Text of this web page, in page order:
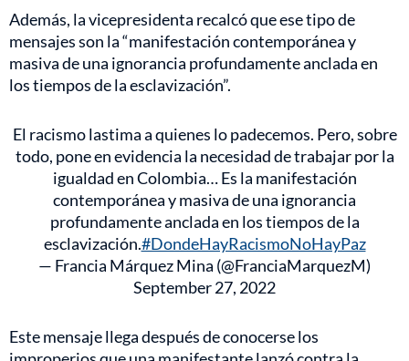
Además, la vicepresidenta recalcó que ese tipo de
mensajes son la “manifestación contemporánea y
masiva de una ignorancia profundamente anclada en
los tiempos de la esclavización”.
El racismo lastima a quienes lo padecemos. Pero, sobre
todo, pone en evidencia la necesidad de trabajar por la
igualdad en Colombia… Es la manifestación
contemporánea y masiva de una ignorancia
profundamente anclada en los tiempos de la
esclavización.#DondeHayRacismoNoHayPaz
— Francia Márquez Mina (@FranciaMarquezM)
September 27, 2022
Este mensaje llega después de conocerse los